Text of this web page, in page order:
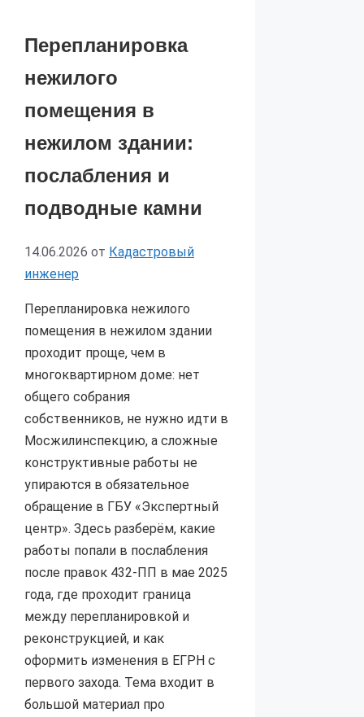
Перепланировка
нежилого
помещения в
нежилом здании:
послабления и
подводные камни
14.06.2026 от Кадастровый
инженер
Перепланировка нежилого
помещения в нежилом здании
проходит проще, чем в
многоквартирном доме: нет
общего собрания
собственников, не нужно идти в
Мосжилинспекцию, а сложные
конструктивные работы не
упираются в обязательное
обращение в ГБУ «Экспертный
центр». Здесь разберём, какие
работы попали в послабления
после правок 432-ПП в мае 2025
года, где проходит граница
между перепланировкой и
реконструкцией, и как
оформить изменения в ЕГРН с
первого захода. Тема входит в
большой материал про